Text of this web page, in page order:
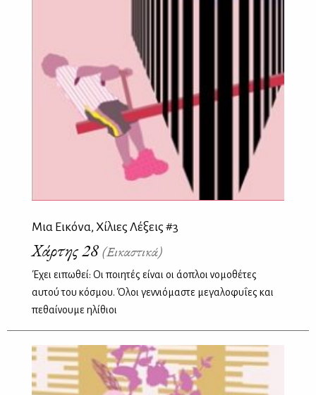
Μια Εικόνα, Χίλιες Λέξεις #3
Χάρτης 28 (Εικαστικά)
Έχει ειπωθεί: Οι ποιητές είναι οι άοπλοι νομοθέτες
αυτού του κόσμου. Όλοι γεννιόμαστε μεγαλοφυΐες και
πεθαίνουμε ηλίθιοι